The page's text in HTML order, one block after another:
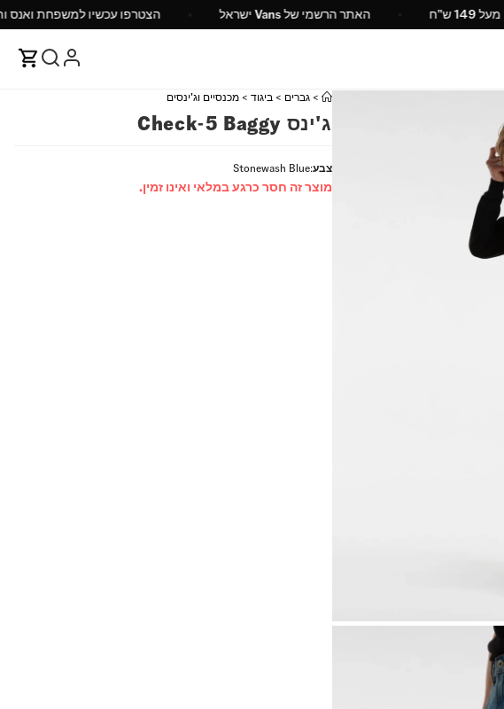
משלוח חינם בקניה מעל 149 ש"ח האתר הרשמי של Vans ישראל הצטרפו
>גברים >ביגוד >מכנסיים וג'ינסים
ג'ינס Check-5 Baggy
צבע:
Stonewash Blue
מוצר זה חסר כרגע במלאי ואינו זמין.